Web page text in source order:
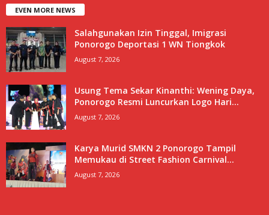
EVEN MORE NEWS
Salahgunakan Izin Tinggal, Imigrasi
Ponorogo Deportasi 1 WN Tiongkok
August 7, 2026
Usung Tema Sekar Kinanthi: Wening Daya,
Ponorogo Resmi Luncurkan Logo Hari...
August 7, 2026
Karya Murid SMKN 2 Ponorogo Tampil
Memukau di Street Fashion Carnival...
August 7, 2026